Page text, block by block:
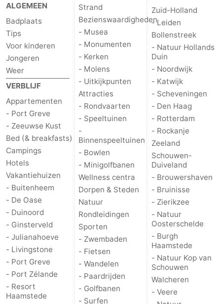
Contact
ALGEMEEN
Badplaats
Tips
Voor kinderen
Jongeren
Weer
VERBLIJF
Appartementen
- Port Greve
- Zeeuwse Kust
Bed (& breakfasts)
Campings
Hotels
Vakantiehuizen
- Buitenheem
- De Oase
- Duinoord
- Ginsterveld
- Julianahoeve
- Livingstone
- Port Greve
- Port Zélande
- Resort
Haamstede
Strand
Bezienswaardigheden
- Musea
- Monumenten
- Kerken
- Molens
- Uitkijkpunten
Attracties
- Rondvaarten
- Speeltuinen
-
Binnenspeeltuinen
- Bowlen
- Minigolfbanen
Wellness centra
Dorpen & Steden
Natuur
Rondleidingen
Sporten
- Zwembaden
- Fietsen
- Wandelen
- Paardrijden
- Golfbanen
- Surfen
Zuid-Holland
- Leiden
Bollenstreek
- Natuur Hollands
Duin
- Noordwijk
- Katwijk
- Scheveningen
- Den Haag
- Rotterdam
- Rockanje
Zeeland
Schouwen-
Duiveland
- Brouwershaven
- Bruinisse
- Zierikzee
- Natuur
Oosterschelde
- Burgh
Haamstede
- Natuur Kop van
Schouwen
Walcheren
- Veere